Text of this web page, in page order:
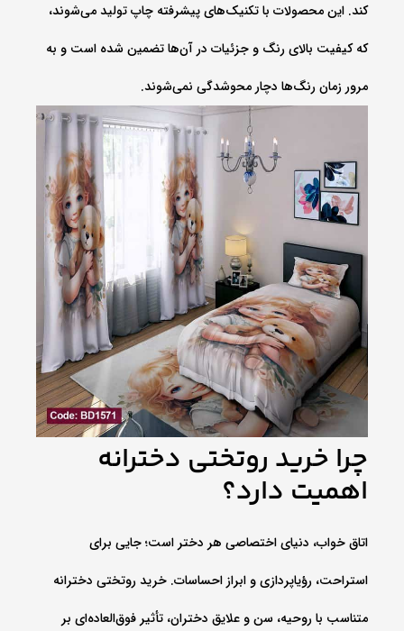
کند. این محصولات با تکنیک‌های پیشرفته چاپ تولید می‌شوند،
که کیفیت بالای رنگ و جزئیات در آن‌ها تضمین شده است و به
مرور زمان رنگ‌ها دچار محوشدگی نمی‌شوند.
چرا خرید روتختی دخترانه
اهمیت دارد؟
اتاق خواب، دنیای اختصاصی هر دختر است؛ جایی برای
استراحت، رؤیاپردازی و ابراز احساسات. خرید روتختی دخترانه
متناسب با روحیه، سن و علایق دختران، تأثیر فوق‌العاده‌ای بر